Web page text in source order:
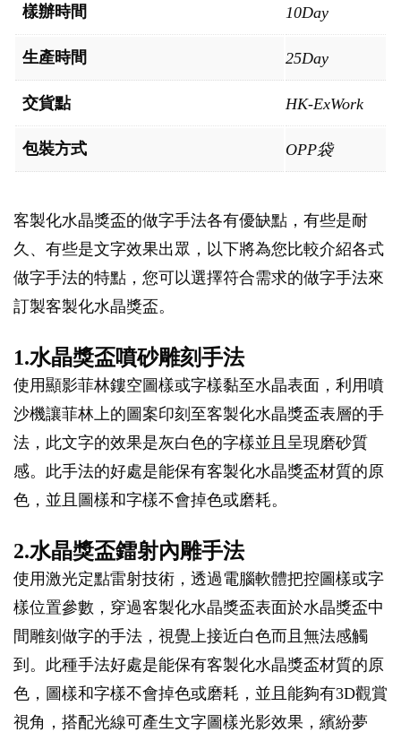
樣辦時間 10Day
生產時間 25Day
交貨點 HK-ExWork
包裝方式 OPP袋
客製化水晶獎盃的做字手法各有優缺點，有些是耐
久、有些是文字效果出眾，以下將為您比較介紹各式
做字手法的特點，您可以選擇符合需求的做字手法來
訂製客製化水晶獎盃。
1.水晶獎盃噴砂雕刻手法
使用顯影菲林鏤空圖樣或字樣黏至水晶表面，利用噴
沙機讓菲林上的圖案印刻至客製化水晶獎盃表層的手
法，此文字的效果是灰白色的字樣並且呈現磨砂質
感。此手法的好處是能保有客製化水晶獎盃材質的原
色，並且圖樣和字樣不會掉色或磨耗。
2.水晶獎盃鐳射內雕手法
使用激光定點雷射技術，透過電腦軟體把控圖樣或字
樣位置參數，穿過客製化水晶獎盃表面於水晶獎盃中
間雕刻做字的手法，視覺上接近白色而且無法感觸
到。此種手法好處是能保有客製化水晶獎盃材質的原
色，圖樣和字樣不會掉色或磨耗，並且能夠有3D觀賞
視角，搭配光線可產生文字圖樣光影效果，繽紛夢